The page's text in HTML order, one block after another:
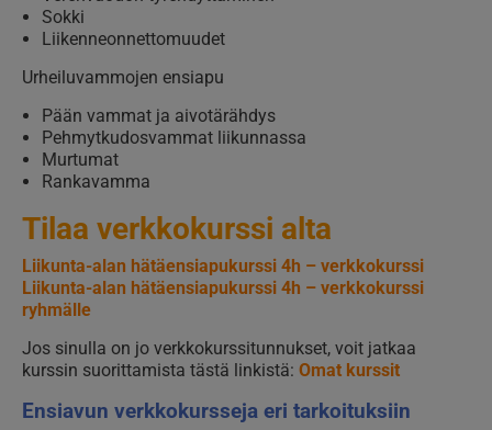
Sokki
Liikenneonnettomuudet
Urheiluvammojen ensiapu
Pään vammat ja aivotärähdys
Pehmytkudosvammat liikunnassa
Murtumat
Rankavamma
Tilaa verkkokurssi alta
Liikunta-alan hätäensiapukurssi 4h – verkkokurssi
Liikunta-alan hätäensiapukurssi 4h – verkkokurssi
ryhmälle
Jos sinulla on jo verkkokurssitunnukset, voit jatkaa
kurssin suorittamista tästä linkistä: Omat kurssit
Ensiavun verkkokursseja eri tarkoituksiin